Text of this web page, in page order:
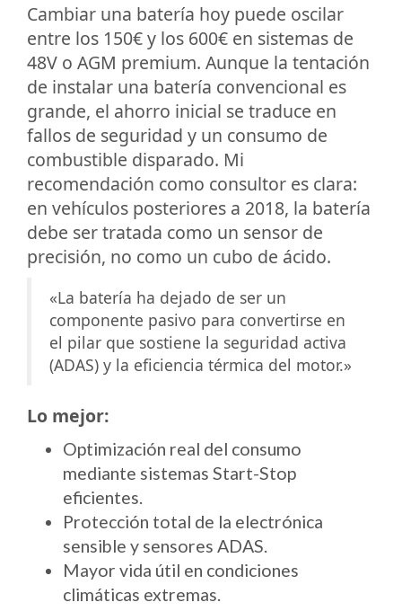
Cambiar una batería hoy puede oscilar
entre los 150€ y los 600€ en sistemas de
48V o AGM premium. Aunque la tentación
de instalar una batería convencional es
grande, el ahorro inicial se traduce en
fallos de seguridad y un consumo de
combustible disparado. Mi
recomendación como consultor es clara:
en vehículos posteriores a 2018, la batería
debe ser tratada como un sensor de
precisión, no como un cubo de ácido.
«La batería ha dejado de ser un
componente pasivo para convertirse en
el pilar que sostiene la seguridad activa
(ADAS) y la eficiencia térmica del motor.»
Lo mejor:
Optimización real del consumo
mediante sistemas Start-Stop
eficientes.
Protección total de la electrónica
sensible y sensores ADAS.
Mayor vida útil en condiciones
climáticas extremas.